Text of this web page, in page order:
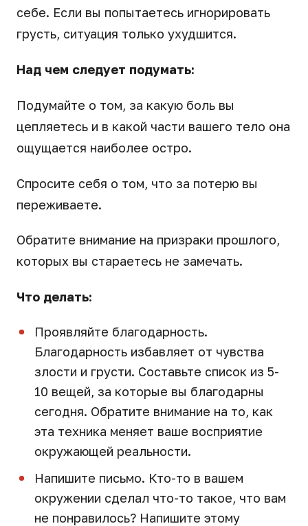
себе. Если вы попытаетесь игнорировать
грусть, ситуация только ухудшится.
Над чем следует подумать:
Подумайте о том, за какую боль вы
цепляетесь и в какой части вашего тело она
ощущается наиболее остро.
Спросите себя о том, что за потерю вы
переживаете.
Обратите внимание на призраки прошлого,
которых вы стараетесь не замечать.
Что делать:
Проявляйте благодарность.
Благодарность избавляет от чувства
злости и грусти. Составьте список из 5-
10 вещей, за которые вы благодарны
сегодня. Обратите внимание на то, как
эта техника меняет ваше восприятие
окружающей реальности.
Напишите письмо. Кто-то в вашем
окружении сделал что-то такое, что вам
не понравилось? Напишите этому